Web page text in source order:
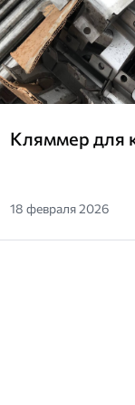
Кляммер для
18 февраля 2026